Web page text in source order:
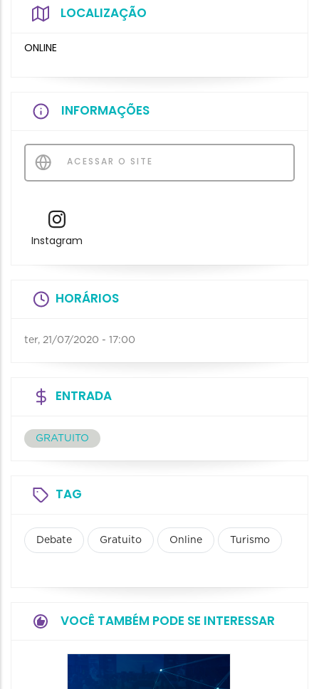
LOCALIZAÇÃO
ONLINE
INFORMAÇÕES
ACESSAR O SITE
Instagram
HORÁRIOS
ter, 21/07/2020 - 17:00
ENTRADA
GRATUITO
TAG
Debate Gratuito Online Turismo
VOCÊ TAMBÉM PODE SE INTERESSAR